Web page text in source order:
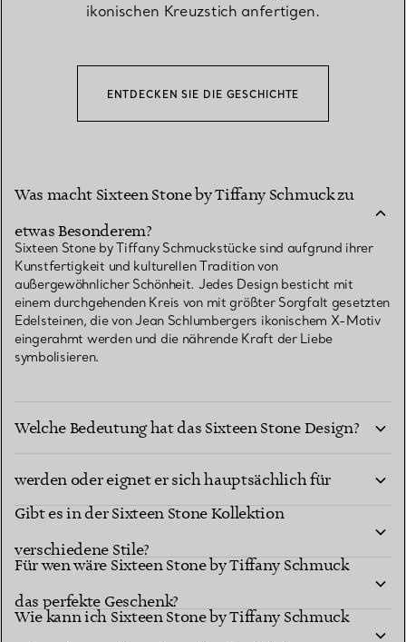
ikonischen Kreuzstich anfertigen.
ENTDECKEN SIE DIE GESCHICHTE
Was macht Sixteen Stone by Tiffany Schmuck zu
etwas Besonderem?
Sixteen Stone by Tiffany Schmuckstücke sind aufgrund ihrer
Kunstfertigkeit und kulturellen Tradition von
außergewöhnlicher Schönheit. Jedes Design besticht mit
einem durchgehenden Kreis von mit größter Sorgfalt gesetzten
Edelsteinen, die von Jean Schlumbergers ikonischem X-Motiv
eingerahmt werden und die nährende Kraft der Liebe
symbolisieren.
Welche Bedeutung hat das Sixteen Stone Design?
Kann Sixteen Stone Schmuck jeden Tag getragen
werden oder eignet er sich hauptsächlich für
besondere Anlässe?
Gibt es in der Sixteen Stone Kollektion
verschiedene Stile?
Für wen wäre Sixteen Stone by Tiffany Schmuck
das perfekte Geschenk?
Wie kann ich Sixteen Stone by Tiffany Schmuck